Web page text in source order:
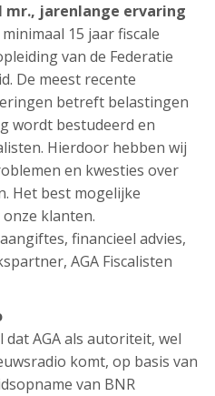
jarenlange ervaring
15 jaar fiscale
van de Federatie
De meest recente
betreft belastingen
wordt bestudeerd en
Hierdoor hebben wij
en kwesties over
Het best mogelijke
klanten.
financieel advies,
AGA Fiscalisten
AGA als autoriteit, wel
komt, op basis van
van BNR